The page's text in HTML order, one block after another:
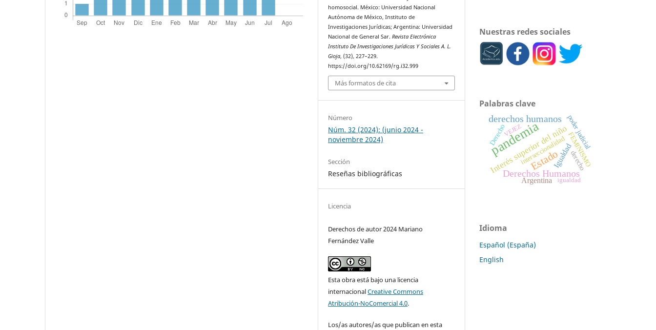
homosocial. México: Universidad Nacional
Autónoma de México, Instituto de
Investigaciones Jurídicas; Argentina: Universidad
Nacional de General Sar.Revista Electrónica
Instituto De Investigaciones Jurídicas Y Sociales A. L.
Gioja, (32), 227–229.
https://doi.org/10.62169/rg.i32.999
Más formatos de cita
Número
Núm. 32 (2024): (junio 2024 -
noviembre 2024)
Sección
Reseñas bibliográficas
Licencia
Derechos de autor 2024 Mariano
Fernández Valle
Esta obra está bajo una licencia
internacionalCreative Commons
Atribución-NoComercial 4.0.
Los/as autores/as que publican en esta
Nuestras redes sociales
Palabras clave
pandemia
Estado
Derechos Humanos
derechos humanos
Interés superior del niño
Igualdad
Argentina
FEMINISMO
interseccionalidadpoder judicial
derecho
DerechoVEJEZ
igualdad
Idioma
Español (España)
English